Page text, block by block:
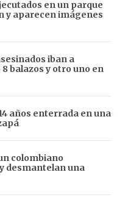
en un parque
y aparecen imágenes
iban a
balazos y otro uno en
años enterrada en una
colombiano
desmantelan una